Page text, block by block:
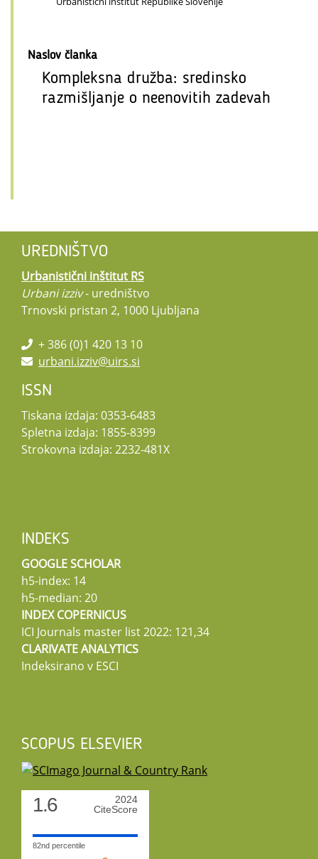
Naslov članka
Kompleksna družba: sredinsko
razmišljanje o neenovitih zadevah
UREDNIŠTVO
Urbanistični inštitut RS
Urbani izziv- uredništvo
Trnovski pristan 2, 1000 Ljubljana
+ 386 (0)1 420 13 10
urbani.izziv@uirs.si
ISSN
Tiskana izdaja: 0353-6483
Spletna izdaja: 1855-8399
Strokovna izdaja: 2232-481X
INDEKS
GOOGLE SCHOLAR
h5-index: 14
h5-median: 20
INDEX COPERNICUS
ICI Journals master list 2022: 121,34
CLARIVATE ANALYTICS
Indeksirano v ESCI
SCOPUS ELSEVIER
1.6
2024
CiteScore
82nd percentile